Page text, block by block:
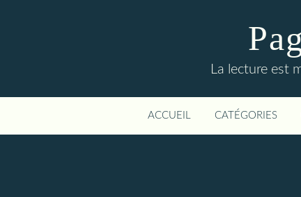
La lecture est
ACCUEIL CATÉGORIES